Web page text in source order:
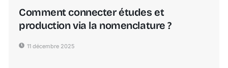
Comment connecter études et
production via la nomenclature ?
11 décembre 2025